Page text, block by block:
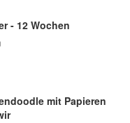
- 12 Wochen
mit Papieren